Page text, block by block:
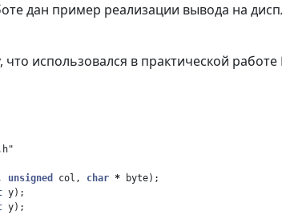
дан пример реализации вывода на
что использовался в практической
unsigned col , char * byte);
y);
y);